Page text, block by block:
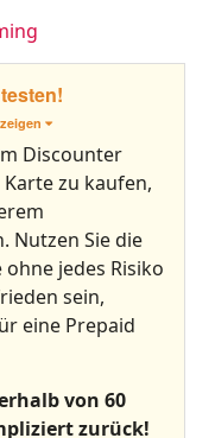
Discounter
zu kaufen,
Nutzen Sie die
jedes Risiko
sein,
eine Prepaid
von 60
zurück!